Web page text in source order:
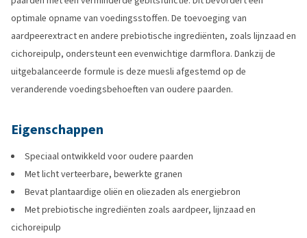
optimale opname van voedingsstoffen. De toevoeging van
aardpeerextract en andere prebiotische ingrediënten, zoals lijnzaad en
cichoreipulp, ondersteunt een evenwichtige darmflora. Dankzij de
uitgebalanceerde formule is deze muesli afgestemd op de
veranderende voedingsbehoeften van oudere paarden.
Eigenschappen
Speciaal ontwikkeld voor oudere paarden
Met licht verteerbare, bewerkte granen
Bevat plantaardige oliën en oliezaden als energiebron
Met prebiotische ingrediënten zoals aardpeer, lijnzaad en
cichoreipulp